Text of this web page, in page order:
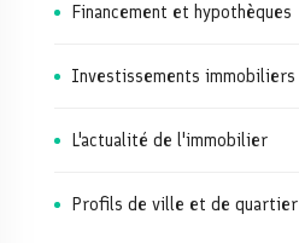
Financement et hypothèques
Investissements immobiliers
L'actualité de l'immobilier
Profils de ville et de quartier